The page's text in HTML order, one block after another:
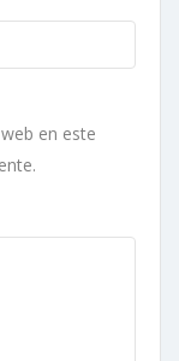
en este